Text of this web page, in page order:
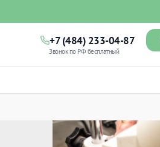
+7 (484) 233-04-87
Звонок по РФ бесплатный